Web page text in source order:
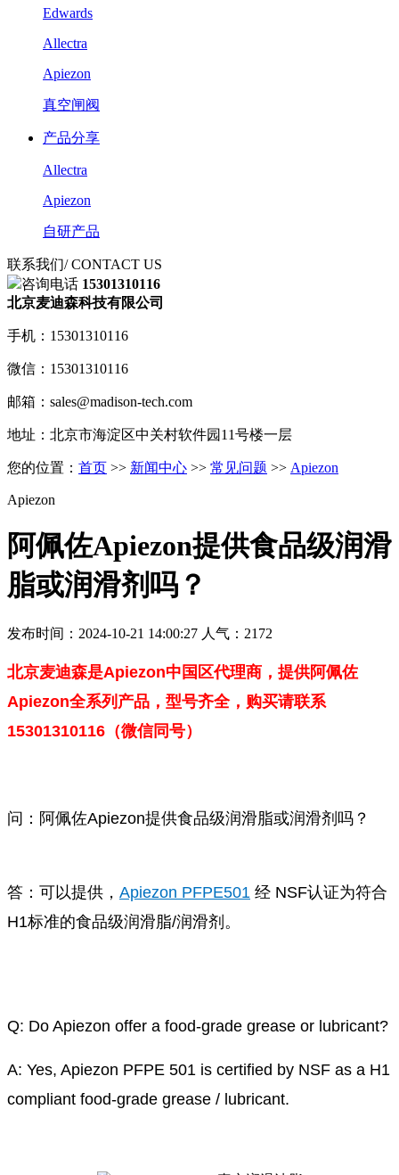
Edwards
Allectra
Apiezon
真空闸阀
产品分享
Allectra
Apiezon
自研产品
联系我们/ CONTACT US
咨询电话 15301310116
北京麦迪森科技有限公司
手机：15301310116
微信：15301310116
邮箱：sales@madison-tech.com
地址：北京市海淀区中关村软件园11号楼一层
您的位置： 首页 >> 新闻中心 >> 常见问题 >> Apiezon
Apiezon
阿佩佐Apiezon提供食品级润滑
脂或润滑剂吗？
发布时间：2024-10-21 14:00:27 人气：2172
北京麦迪森是Apiezon中国区代理商，提供阿佩佐
Apiezon全系列产品，型号齐全，购买请联系
15301310116（微信同号）
问：阿佩佐Apiezon提供食品级润滑脂或润滑剂吗？
答：可以提供， Apiezon PFPE501 经 NSF认证为符合
H1标准的食品级润滑脂/润滑剂。
Q: Do Apiezon offer a food-grade grease or lubricant?
A: Yes, Apiezon PFPE 501 is certified by NSF as a H1
compliant food-grade grease / lubricant.